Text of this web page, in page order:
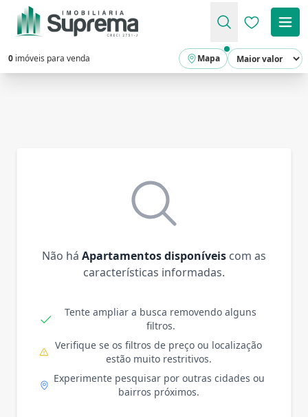
Favoritos
0 imóveis para venda Mapa
Não há Apartamentos disponíveis com as
características informadas.
Tente ampliar a busca removendo alguns
filtros.
Verifique se os filtros de preço ou localização
estão muito restritivos.
Experimente pesquisar por outras cidades ou
bairros próximos.